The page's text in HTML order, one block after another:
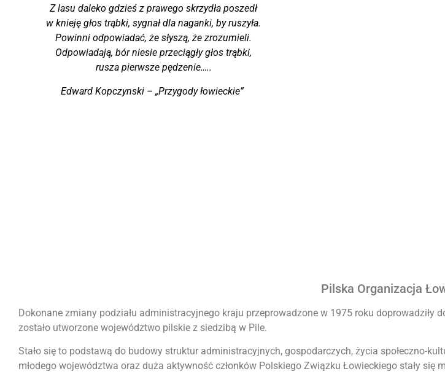
Z lasu daleko gdzieś z prawego skrzydła poszedł
w knieję głos trąbki, sygnał dla naganki, by ruszyła.
Powinni odpowiadać, że słyszą, że zrozumieli.
Odpowiadają, bór niesie przeciągły głos trąbki,
rusza pierwsze pędzenie…..
Edward Kopczynski – „Przygody łowieckie”
Pilska Organizacja
Dokonane zmiany podziału administracyjnego kraju przeprowadzone w 1975 roku doprowadziły
zostało utworzone województwo pilskie z siedzibą w Pile.
Stało się to podstawą do budowy struktur administracyjnych, gospodarczych, życia społeczno-
młodego województwa oraz duża aktywność członków Polskiego Związku Łowieckiego stały